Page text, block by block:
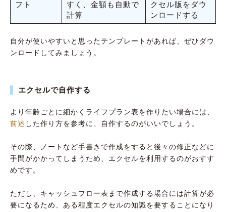
フト
すく、金額も自動で
計算
クセル版をダウ
ンロードする
自分が使いやすいと思ったテンプレートがあれば、ぜひダウ
ンロードしてみましょう。
エクセルで自作する
より年齢ごとに細かくライフプラン表を作りたい場合には、
前述 した作り方を参考に、自作するのがいいでしょう。
その際、ノートなど手書きで作成をすると後々の修正などに
手間がかかってしまうため、エクセルを利用するのがおすす
めです。
ただし、キャッシュフロー表まで作成する場合には計算が必
要になるため、ある程度エクセルの知識を要することになり